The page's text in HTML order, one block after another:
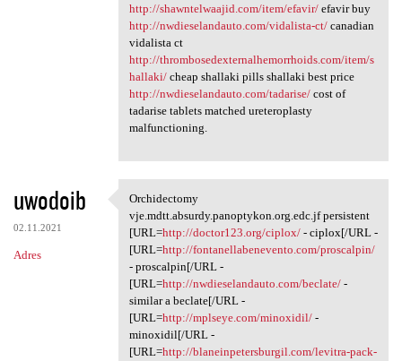
http://shawntelwaajid.com/item/efavir/efavir buy
http://nwdieselandauto.com/vidalista-ct/canadian
vidalista ct
http://thrombosedexternalhemorrhoids.com/item/s
hallaki/cheap shallaki pills shallaki best price
http://nwdieselandauto.com/tadarise/cost of
tadarise tablets matched ureteroplasty
malfunctioning.
uwodoib
02.11.2021
Adres
Orchidectomy vje.mdtt.absurdy
Orchidectomy
vje.mdtt.absurdy.panoptykon.org.edc.jf persistent
[URL=http://doctor123.org/ciplox/- ciplox[/URL -
[URL=http://fontanellabenevento.com/proscalpin/
- proscalpin[/URL -
[URL=http://nwdieselandauto.com/beclate/-
similar a beclate[/URL -
[URL=http://mplseye.com/minoxidil/-
minoxidil[/URL -
[URL=http://blaneinpetersburgil.com/levitra-pack-